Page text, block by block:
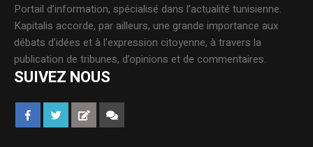
Portail d’information, spécialisé dans l’actualité tunisienne.
Kapitalis accorde, par ailleurs, une grande importance aux
débats d’idées et à l’expression citoyenne, à travers la
publication de tribunes, d’opinions et de commentaires.
SUIVEZ NOUS